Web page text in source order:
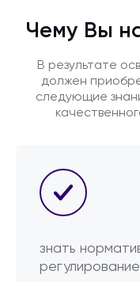
Чему Вы
В результате
должен
следующие
знать